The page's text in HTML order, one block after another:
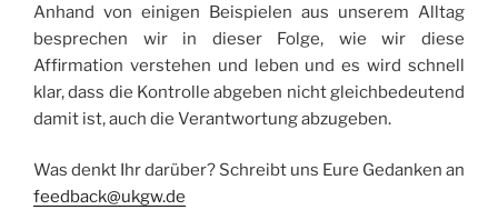
Anhand von einigen Beispielen aus unserem Alltag
besprechen wir in dieser Folge, wie wir diese
Affirmation verstehen und leben und es wird schnell
klar, dass die Kontrolle abgeben nicht gleichbedeutend
damit ist, auch die Verantwortung abzugeben.
Was denkt Ihr darüber? Schreibt uns Eure Gedanken an
feedback@ukgw.de